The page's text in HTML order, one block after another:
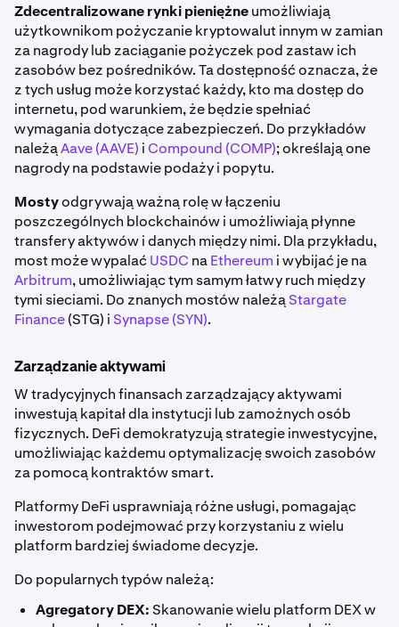
Zdecentralizowane rynki pieniężneumożliwiają
użytkownikom pożyczanie kryptowalut innym w zamian
za nagrody lub zaciąganie pożyczek pod zastaw ich
zasobów bez pośredników. Ta dostępność oznacza, że
z tych usług może korzystać każdy, kto ma dostęp do
internetu, pod warunkiem, że będzie spełniać
wymagania dotyczące zabezpieczeń. Do przykładów
należąAave (AAVE) i Compound (COMP); określają one
nagrody na podstawie podaży i popytu.
Mostyodgrywają ważną rolę w łączeniu
poszczególnych blockchainów i umożliwiają płynne
transfery aktywów i danych między nimi. Dla przykładu,
most może wypalaćUSDC naEthereum i wybijać je na
Arbitrum, umożliwiając tym samym łatwy ruch między
tymi sieciami. Do znanych mostów należąStargate
Finance(STG) i Synapse (SYN).
Zarządzanie aktywami
W tradycyjnych finansach zarządzający aktywami
inwestują kapitał dla instytucji lub zamożnych osób
fizycznych. DeFi demokratyzują strategie inwestycyjne,
umożliwiając każdemu optymalizację swoich zasobów
za pomocą kontraktów smart.
Platformy DeFi usprawniają różne usługi, pomagając
inwestorom podejmować przy korzystaniu z wielu
platform bardziej świadome decyzje.
Do popularnych typów należą:
Agregatory DEX:Skanowanie wielu platform DEX w